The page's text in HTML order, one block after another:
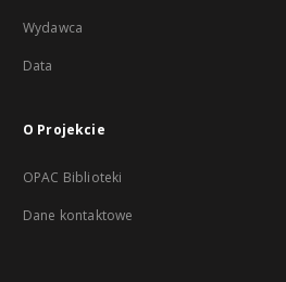
Wydawca
Data
O Projekcie
OPAC Biblioteki
Dane kontaktowe